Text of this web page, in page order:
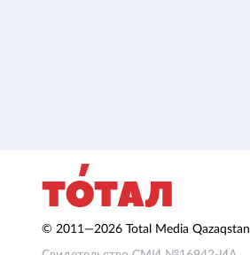
© 2011—2026 Total Media Qazaqstan